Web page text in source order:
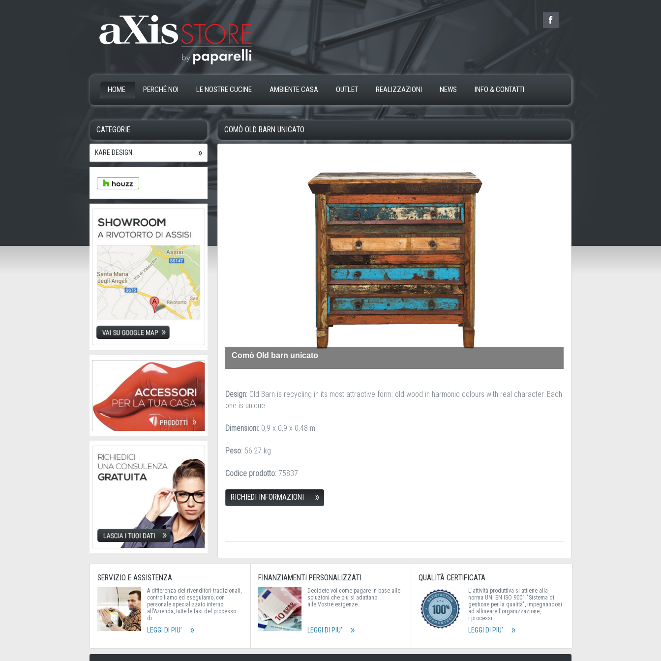
HOME PERCHÉ NOI LE NOSTRE CUCINE AMBIENTE CASA OUTLET REALIZZAZIONI NEWS INFO & CONTATTI
COMÒ OLD BARN UNICATO
Comò Old barn unicato
Design: Old Barn is recycling in its most attractive form: old wood in harmonic colours with real character. Each
one is unique.
Dimensioni: 0,9 x 0,9 x 0,48 m
Peso: 56,27 kg
Codice prodotto: 75837
RICHIEDI INFORMAZIONI
CATEGORIE
KARE DESIGN
SERVIZIO E ASSISTENZA
A differenza dei rivenditori tradizionali,
controlliamo ed eseguiamo, con
personale specializzato interno
all'Azienda, tutte le fasi del processo
di...
LEGGI DI PIU’
FINANZIAMENTI PERSONALIZZATI
Decidete voi come pagare in base alle
soluzioni che più si adattano
alle Vostre esigenze.
LEGGI DI PIU’
QUALITÀ CERTIFICATA
L'attività produttiva si attiene alla
norma UNI EN ISO 9001 "Sistema di
gestione per la qualità", impegnandosi
ad allineare l'organizzazione,
i processi...
LEGGI DI PIU’